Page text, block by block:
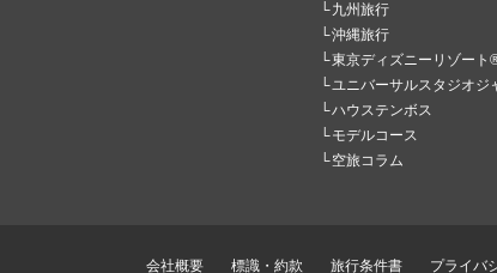
九州旅行
沖縄旅行
東京ディズニーリゾート
ユニバーサルスタジオジ
ハウステンボス
モデルコース
空旅コラム
会社概要 標識・約款 旅行条件書 プライバ